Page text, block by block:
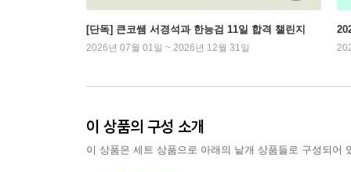
[단독] 큰코쌤 서경석과 한능검 11일 합격 챌린지
2026년 07월 01일 ~ 2026년 12월 31일
이 상품의 구성 소개
이 상품은 세트 상품으로 아래의 낱개 상품들로 구성되어